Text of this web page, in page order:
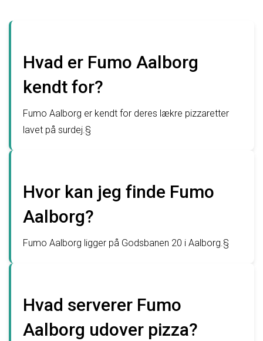
Hvad er Fumo Aalborg
kendt for?
Fumo Aalborg er kendt for deres lækre pizzaretter
lavet på surdej.§
Hvor kan jeg finde Fumo
Aalborg?
Fumo Aalborg ligger på Godsbanen 20 i Aalborg.§
Hvad serverer Fumo
Aalborg udover pizza?